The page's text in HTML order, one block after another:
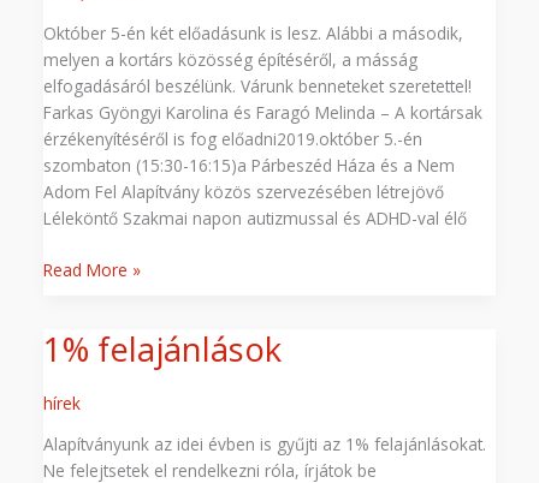
Október 5-én két előadásunk is lesz. Alábbi a második,
melyen a kortárs közösség építéséről, a másság
elfogadásáról beszélünk. Várunk benneteket szeretettel!
Farkas Gyöngyi Karolina és Faragó Melinda – A kortársak
érzékenyítéséről is fog előadni2019.október 5.-én
szombaton (15:30-16:15)a Párbeszéd Háza és a Nem
Adom Fel Alapítvány közös szervezésében létrejövő
Léleköntő Szakmai napon autizmussal és ADHD-val élő
Read More »
1% felajánlások
hírek
Alapítványunk az idei évben is gyűjti az 1% felajánlásokat.
Ne felejtsetek el rendelkezni róla, írjátok be
1%
felajánlások